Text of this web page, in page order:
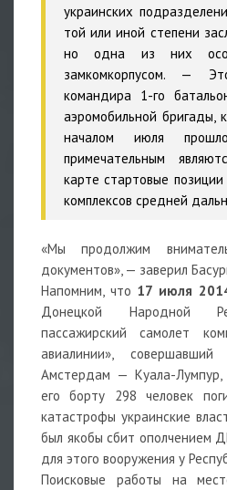
украинских
той или иной степени
но одна из них
замкомкорпусом. —
командира 1-го
аэромобильной бригады,
началом июля
примечательным
карте стартовые
комплексов средней
«Мы продолжим
документов», — заверил
Напомним, что 17 июля
Донецкой Народной
пассажирский самолет
авиалинии»,
Амстердам — Куала-
его борту 298 человек
катастрофы украинские
был якобы сбит ополчением
для этого вооружения у
Поисковые работы на